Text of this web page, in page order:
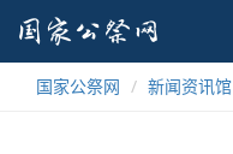
国家公祭网
新闻资讯馆